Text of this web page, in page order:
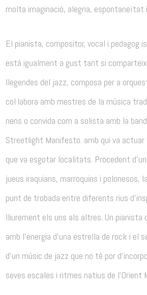
molta imaginació, alegria, espontaneïtat
El pianista, compositor, vocal i pedagog
està igualment a gust tant si
llegendes del jazz, composa per a
col·labora amb mestres de la música
nens o convida com a solista amb la
Streetlight Manifesto. amb qui va actuar
que va esgotar localitats. Procedent
jueus iraquians, marroquins i polonesos,
punt de trobada entre diferents rius
lliurement els uns als altres. Un
amb l’energia d’una estrella de rock i el
d’un músic de jazz que no té por
seves escales i ritmes natius de l’Orient